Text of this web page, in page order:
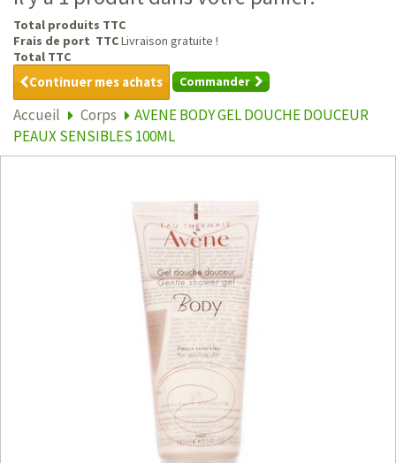
Total produits TTC
Frais de port TTCLivraison gratuite !
Total TTC
Continuer mes achats Commander
Accueil Corps
AVENE BODY GEL DOUCHE DOUCEUR
PEAUX SENSIBLES 100ML